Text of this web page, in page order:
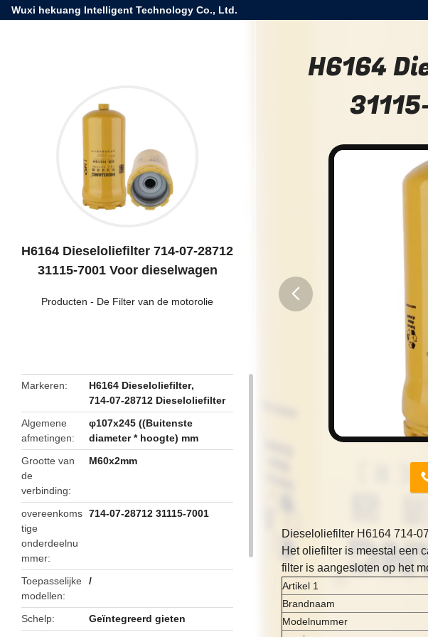
Wuxi hekuang Intelligent Technology Co., Ltd.
H6164 Dieseloliefilter 714-07-28712
31115-7001 Voor dieselwagen
Producten - De Filter van de motorolie
Markeren H6164 Dieseloliefilter,
714-07-28712 Dieseloliefilter
Algemene
afmetingen
φ107x245 ((Buitenste
diameter * hoogte) mm
Grootte van
de
verbinding
M60x2mm
overeenkoms
tige
onderdeelnu
mmer
714-07-28712 31115-7001
Toepasselijke
modellen
/
Schelp
Geïntegreerd gieten
H6164
Dieseloliefilter H6164 714-
Het oliefilter is meestal een
filter is aangesloten op het
Artikel 1
Brandnaam
Modelnummer